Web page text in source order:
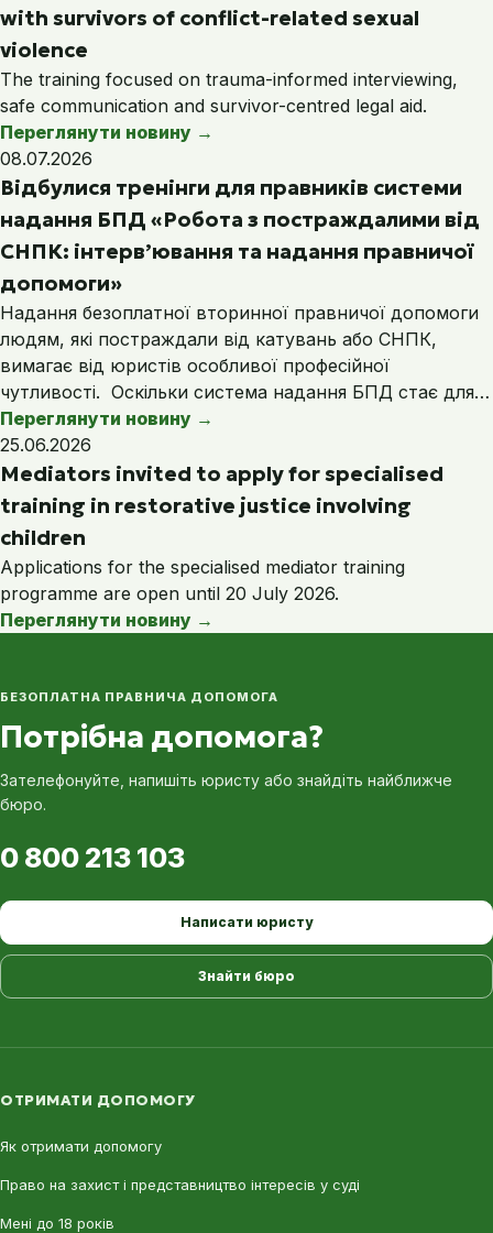
with survivors of conflict-related sexual
violence
The training focused on trauma-informed interviewing,
safe communication and survivor-centred legal aid.
Переглянути новину →
08.07.2026
Відбулися тренінги для правників системи
надання БПД «Робота з постраждалими від
СНПК: інтерв’ювання та надання правничої
допомоги»
Надання безоплатної вторинної правничої допомоги
людям, які постраждали від катувань або СНПК,
вимагає від юристів особливої професійної
чутливості. Оскільки система надання БПД стає для…
Переглянути новину →
25.06.2026
Mediators invited to apply for specialised
training in restorative justice involving
children
Applications for the specialised mediator training
programme are open until 20 July 2026.
Переглянути новину →
БЕЗОПЛАТНА ПРАВНИЧА ДОПОМОГА
Потрібна допомога?
Зателефонуйте, напишіть юристу або знайдіть найближче
бюро.
0 800 213 103
Написати юристу
Знайти бюро
ОТРИМАТИ ДОПОМОГУ
Як отримати допомогу
Право на захист і представництво інтересів у суді
Мені до 18 років